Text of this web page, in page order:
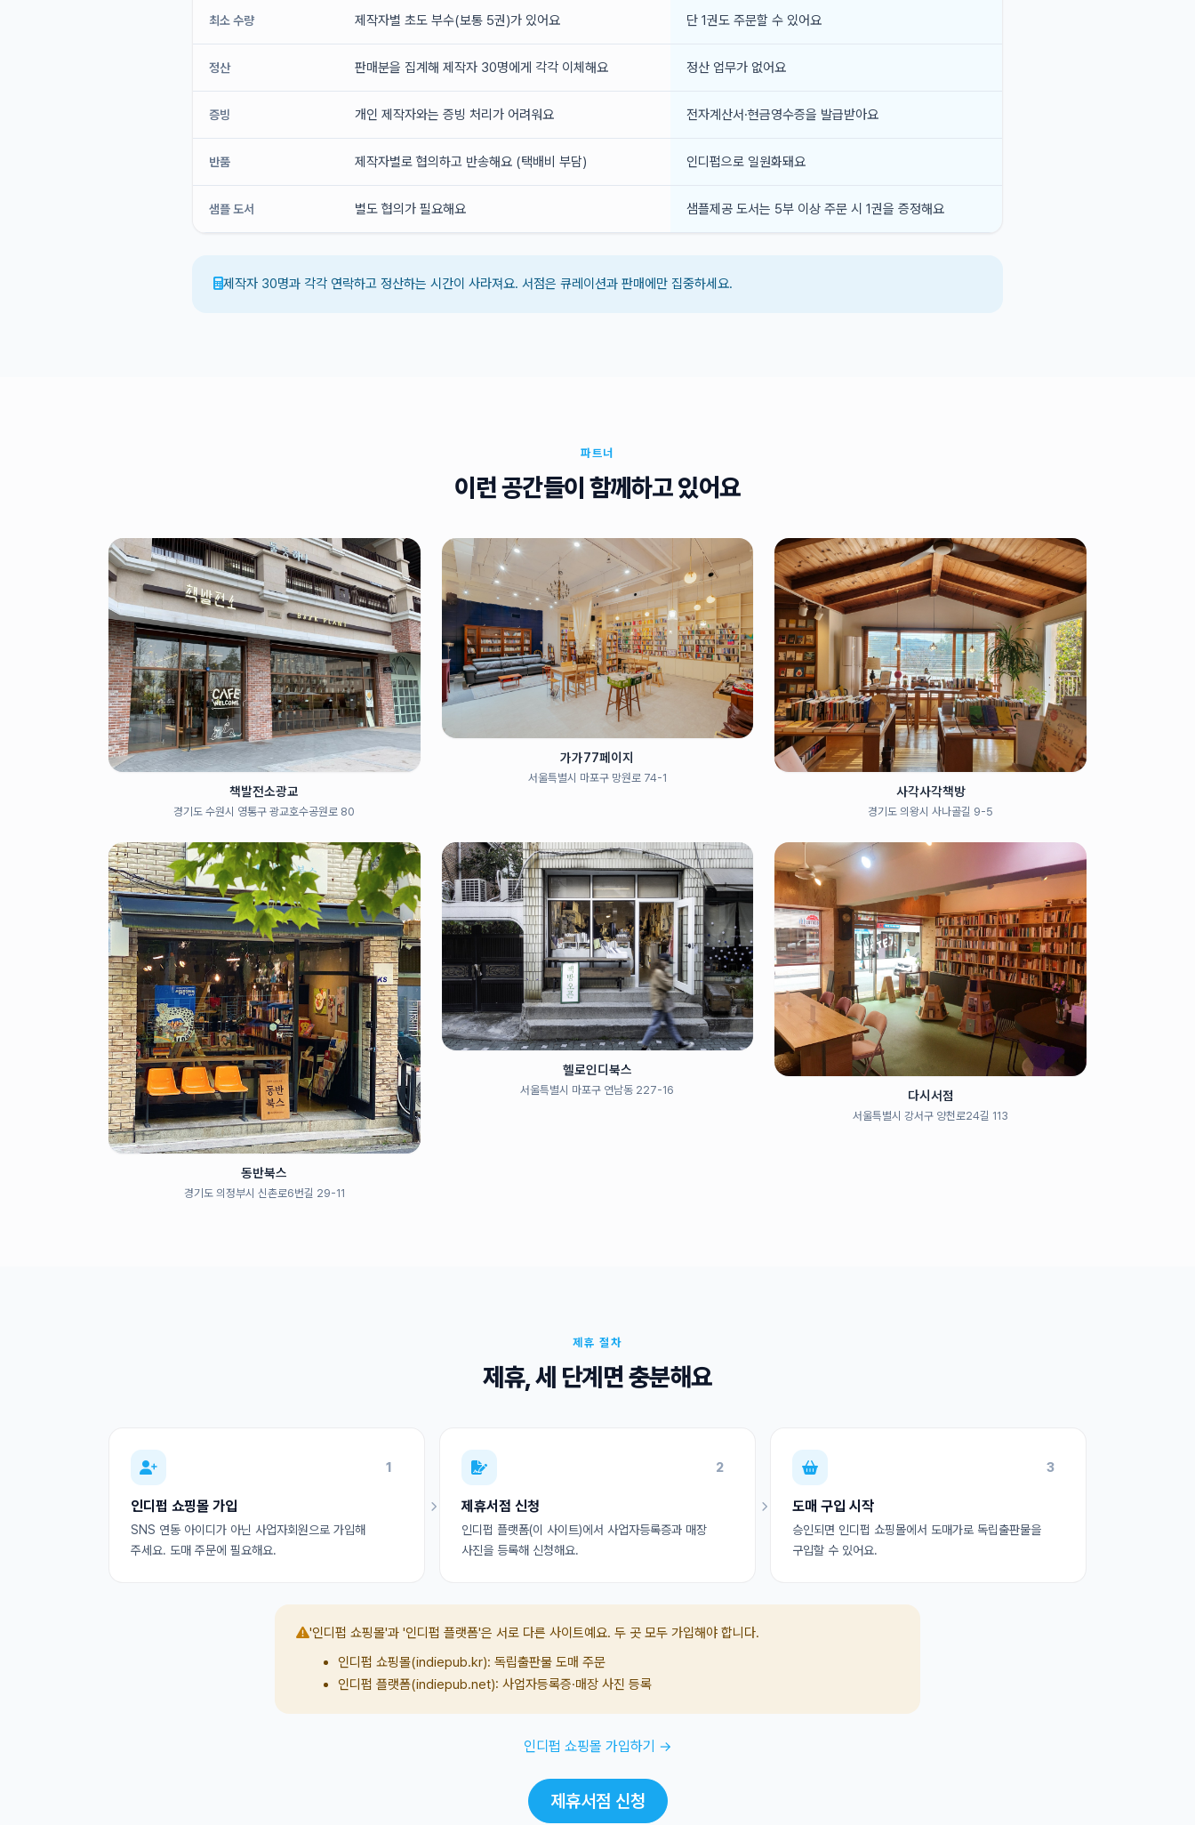
최소 수량 제작자별 초도 부수(보통 5권)가 있어요 단 1권도 주문할 수 있어요
정산 판매분을 집계해 제작자 30명에게 각각 이체해요 정산 업무가 없어요
증빙 개인 제작자와는 증빙 처리가 어려워요 전자계산서·현금영수증을 발급받아요
반품 제작자별로 협의하고 반송해요 (택배비 부담) 인디펍으로 일원화돼요
샘플 도서 별도 협의가 필요해요 샘플제공 도서는 5부 이상 주문 시 1권을 증정해요
제작자 30명과 각각 연락하고 정산하는 시간이 사라져요. 서점은 큐레이션과 판매에만 집중하세요.
파트너
이런 공간들이 함께하고 있어요
책발전소광교
경기도 수원시 영통구 광교호수공원로 80
가가77페이지
서울특별시 마포구 망원로 74-1
사각사각책방
경기도 의왕시 사나골길 9-5
동반북스
경기도 의정부시 신촌로6번길 29-11
헬로인디북스
서울특별시 마포구 연남동 227-16 다시서점
서울특별시 강서구 양천로24길 113
제휴 절차
제휴, 세 단계면 충분해요
1
인디펍 쇼핑몰 가입
SNS 연동 아이디가 아닌 사업자회원으로 가입해
주세요. 도매 주문에 필요해요.
2
제휴서점 신청
인디펍 플랫폼(이 사이트)에서 사업자등록증과 매장
사진을 등록해 신청해요.
3
도매 구입 시작
승인되면 인디펍 쇼핑몰에서 도매가로 독립출판물을
구입할 수 있어요.
'인디펍 쇼핑몰'과 '인디펍 플랫폼'은 서로 다른 사이트예요. 두 곳 모두 가입해야 합니다.
인디펍 쇼핑몰(indiepub.kr): 독립출판물 도매 주문
인디펍 플랫폼(indiepub.net): 사업자등록증·매장 사진 등록
인디펍 쇼핑몰 가입하기 →
제휴서점 신청